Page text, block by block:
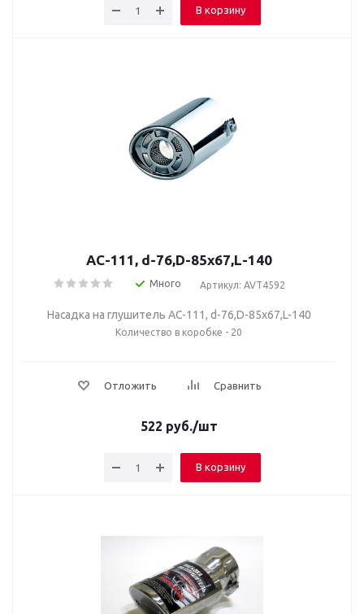
В корзину
AC-111, d-76,D-85х67,L-140
Много Артикул: AVT4592
Насадка на глушитель AC-111, d-76,D-85х67,L-140
Количество в коробке - 20
Отложить Сравнить
522 руб./шт
В корзину